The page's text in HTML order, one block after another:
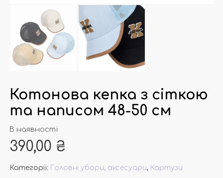
Котонова кепка з сіткою
та написом 48-50 см
В наявності
390,00 ₴
Категорії: Головні убори, аксесуари, Картузи